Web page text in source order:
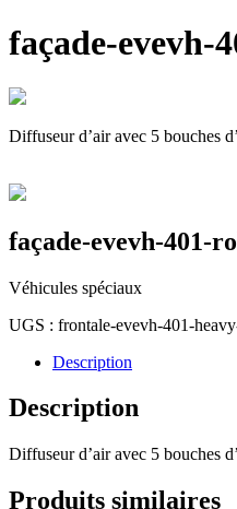
façade-evevh-
Diffuseur d’air avec 5 bouches
façade-evevh-401-
Véhicules spéciaux
UGS : frontale-evevh-401-
Description
Description
Diffuseur d’air avec 5 bouches
Produits similaires